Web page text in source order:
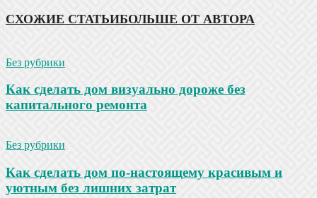
СХОЖИЕ СТАТЬИБОЛЬШЕ ОТ АВТОРА
Без рубрики
Как сделать дом визуально дороже без
капитального ремонта
Без рубрики
Как сделать дом по-настоящему красивым и
уютным без лишних затрат